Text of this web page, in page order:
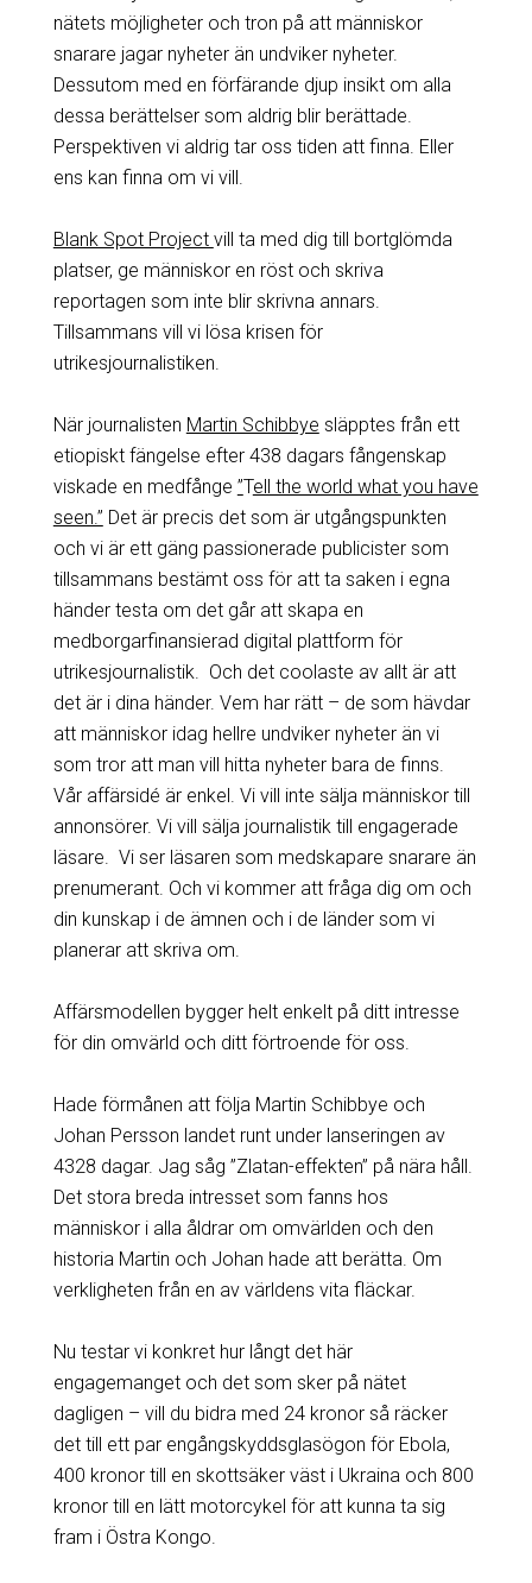
nätets möjligheter och tron på att människor
snarare jagar nyheter än undviker nyheter.
Dessutom med en förfärande djup insikt om alla
dessa berättelser som aldrig blir berättade.
Perspektiven vi aldrig tar oss tiden att finna. Eller
ens kan finna om vi vill.
Blank Spot Project vill ta med dig till bortglömda
platser, ge människor en röst och skriva
reportagen som inte blir skrivna annars.
Tillsammans vill vi lösa krisen för
utrikesjournalistiken.
När journalisten Martin Schibbye släpptes från ett
etiopiskt fängelse efter 438 dagars fångenskap
viskade en medfånge ”Tell the world what you have
seen.” Det är precis det som är utgångspunkten
och vi är ett gäng passionerade publicister som
tillsammans bestämt oss för att ta saken i egna
händer testa om det går att skapa en
medborgarfinansierad digital plattform för
utrikesjournalistik. Och det coolaste av allt är att
det är i dina händer. Vem har rätt – de som hävdar
att människor idag hellre undviker nyheter än vi
som tror att man vill hitta nyheter bara de finns.
Vår affärsidé är enkel. Vi vill inte sälja människor till
annonsörer. Vi vill sälja journalistik till engagerade
läsare. Vi ser läsaren som medskapare snarare än
prenumerant. Och vi kommer att fråga dig om och
din kunskap i de ämnen och i de länder som vi
planerar att skriva om.
Affärsmodellen bygger helt enkelt på ditt intresse
för din omvärld och ditt förtroende för oss.
Hade förmånen att följa Martin Schibbye och
Johan Persson landet runt under lanseringen av
4328 dagar. Jag såg ”Zlatan-effekten” på nära håll.
Det stora breda intresset som fanns hos
människor i alla åldrar om omvärlden och den
historia Martin och Johan hade att berätta. Om
verkligheten från en av världens vita fläckar.
Nu testar vi konkret hur långt det här
engagemanget och det som sker på nätet
dagligen – vill du bidra med 24 kronor så räcker
det till ett par engångskyddsglasögon för Ebola,
400 kronor till en skottsäker väst i Ukraina och 800
kronor till en lätt motorcykel för att kunna ta sig
fram i Östra Kongo.